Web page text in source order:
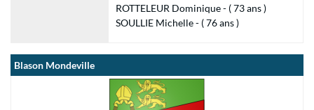
ROTTELEUR Dominique - ( 73 ans )
SOULLIE Michelle - ( 76 ans )
Blason Mondeville